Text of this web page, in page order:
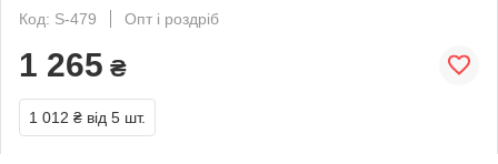
Код: S-479
Опт і роздріб
1 265 ₴
1 012 ₴ від 5 шт.